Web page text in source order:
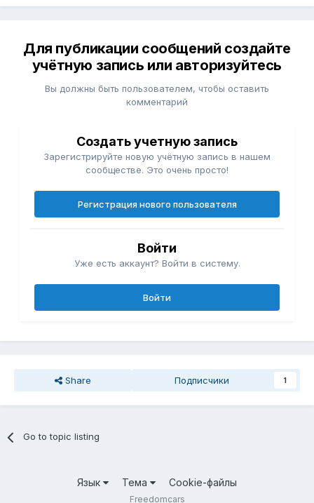
Для публикации сообщений создайте
учётную запись или авторизуйтесь
Вы должны быть пользователем, чтобы оставить
комментарий
Создать учетную запись
Зарегистрируйте новую учётную запись в нашем
сообществе. Это очень просто!
Регистрация нового пользователя
Войти
Уже есть аккаунт? Войти в систему.
Войти
Share Подписчики 1
Go to topic listing
Язык Тема Cookie-файлы
Freedomcars